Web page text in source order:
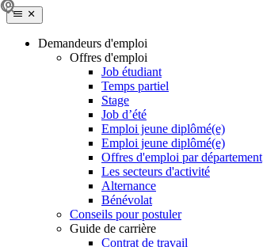
Demandeurs d'emploi
Offres d'emploi
Job étudiant
Temps partiel
Stage
Job d’été
Emploi jeune diplômé(e)
Emploi jeune diplômé(e)
Offres d'emploi par département
Les secteurs d'activité
Alternance
Bénévolat
Conseils pour postuler
Guide de carrière
Contrat de travail